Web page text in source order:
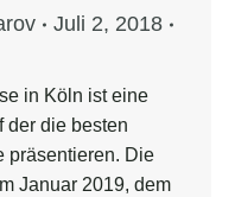
Juli 2, 2018
in Köln ist eine
der die besten
präsentieren. Die
Januar 2019, dem